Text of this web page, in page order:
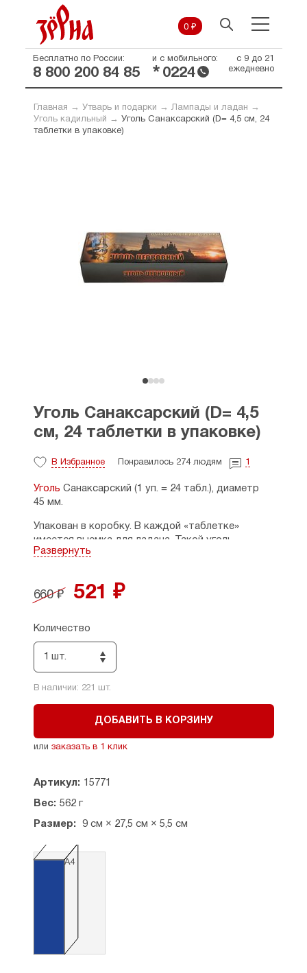
0 ₽
Бесплатно по России:
8 800 200 84 85
и с мобильного:
* 0224
с 9 до 21
ежедневно
Главная → Утварь и подарки → Лампады и ладан →
Уголь кадильный →
Уголь Санаксарский (D= 4,5 см, 24
таблетки в упаковке)
Уголь Санаксарский (D= 4,5
см, 24 таблетки в упаковке)
В Избранное Понравилось 274 людям 1
Уголь Санаксарский (1 уп. = 24 табл.), диаметр
45 мм.
Упакован в коробку. В каждой «таблетке»
имеется выемка для ладана. Такой уголь
используют для церковных богослужений; для
длительности розжига. Уголь бездымный,
высокой плотности и малой зольности.
Страна производитель: Россия. Санаксарский
мужской монастырь (Мордовия).
Развернуть
660 ₽ 521 ₽
Количество
1 шт.
В наличии: 221 шт.
ДОБАВИТЬ В КОРЗИНУ
или заказать в 1 клик
Артикул: 15771
Вес: 562 г
Размер: 9 см × 27,5 см × 5,5 см
А4